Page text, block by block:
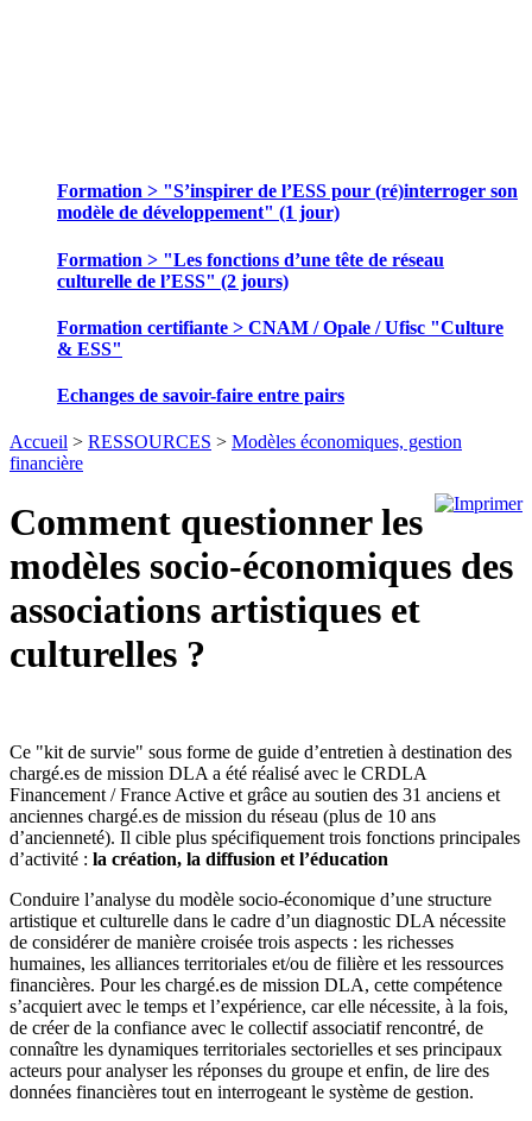
Formation > "S’inspirer de l’ESS pour (ré)interroger son
modèle de développement" (1 jour)
Formation > "Les fonctions d’une tête de réseau
culturelle de l’ESS" (2 jours)
Formation certifiante > CNAM / Opale / Ufisc "Culture
& ESS"
Echanges de savoir-faire entre pairs
Accueil > RESSOURCES > Modèles économiques, gestion
financière
Comment questionner les
modèles socio-économiques des
associations artistiques et
culturelles ?
Ce "kit de survie" sous forme de guide d’entretien à destination des
chargé.es de mission DLA a été réalisé avec le CRDLA
Financement / France Active et grâce au soutien des 31 anciens et
anciennes chargé.es de mission du réseau (plus de 10 ans
d’ancienneté). Il cible plus spécifiquement trois fonctions principales
d’activité : la création, la diffusion et l’éducation
Conduire l’analyse du modèle socio-économique d’une structure
artistique et culturelle dans le cadre d’un diagnostic DLA nécessite
de considérer de manière croisée trois aspects : les richesses
humaines, les alliances territoriales et/ou de filière et les ressources
financières. Pour les chargé.es de mission DLA, cette compétence
s’acquiert avec le temps et l’expérience, car elle nécessite, à la fois,
de créer de la confiance avec le collectif associatif rencontré, de
connaître les dynamiques territoriales sectorielles et ses principaux
acteurs pour analyser les réponses du groupe et enfin, de lire des
données financières tout en interrogeant le système de gestion.